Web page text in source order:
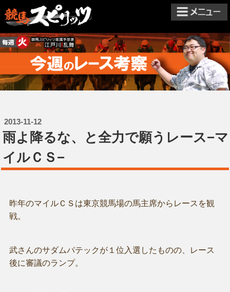
2013-11-12
雨よ降るな、と全力で願うレース−マ
イルＣＳ−
昨年のマイルＣＳは東京競馬場の馬主席からレースを観
戦。
武さんのサダムパテックが１位入選したものの、レース
後に審議のランプ。